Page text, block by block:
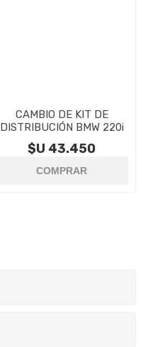
CAMBIO DE KIT DE
DISTRIBUCIÓN BMW 220i
$U 43.450